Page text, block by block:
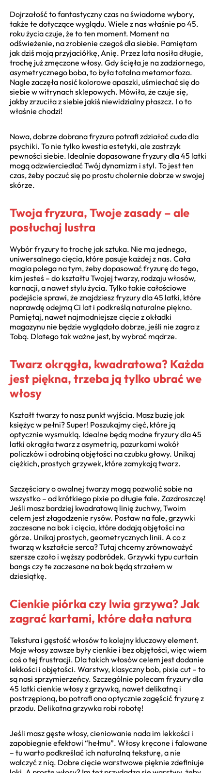
Dojrzałość to fantastyczny czas na świadome wybory,
także te dotyczące wyglądu. Wiele z nas właśnie po 45.
roku życia czuje, że to ten moment. Moment na
odświeżenie, na zrobienie czegoś dla siebie. Pamiętam
jak dziś moją przyjaciółkę, Anię. Przez lata nosiła długie,
trochę już zmęczone włosy. Gdy ścięła je na zadziornego,
asymetrycznego boba, to była totalna metamorfoza.
Nagle zaczęła nosić kolorowe apaszki, uśmiechać się do
siebie w witrynach sklepowych. Mówiła, że czuje się,
jakby zrzuciła z siebie jakiś niewidzialny płaszcz. I o to
właśnie chodzi!
Nowa, dobrze dobrana fryzura potrafi zdziałać cuda dla
psychiki. To nie tylko kwestia estetyki, ale zastrzyk
pewności siebie. Idealnie dopasowane fryzury dla 45 latki
mogą odzwierciedlać Twój dynamizm i styl. To jest ten
czas, żeby poczuć się po prostu cholernie dobrze w swojej
skórze.
Twoja fryzura, Twoje zasady – ale
posłuchaj lustra
Wybór fryzury to trochę jak sztuka. Nie ma jednego,
uniwersalnego cięcia, które pasuje każdej z nas. Cała
magia polega na tym, żeby dopasować fryzurę do tego,
kim jesteś – do kształtu Twojej twarzy, rodzaju włosów,
karnacji, a nawet stylu życia. Tylko takie całościowe
podejście sprawi, że znajdziesz fryzury dla 45 latki, które
naprawdę odejmą Ci lat i podkreślą naturalne piękno.
Pamiętaj, nawet najmodniejsze cięcie z okładki
magazynu nie będzie wyglądało dobrze, jeśli nie zagra z
Tobą. Dlatego tak ważne jest, by wybrać mądrze.
Twarz okrągła, kwadratowa? Każda
jest piękna, trzeba ją tylko ubrać we
włosy
Kształt twarzy to nasz punkt wyjścia. Masz buzię jak
księżyc w pełni? Super! Poszukajmy cięć, które ją
optycznie wysmuklą. Idealne będą modne fryzury dla 45
latki okrągła twarz z asymetrią, pazurkami wokół
policzków i odrobiną objętości na czubku głowy. Unikaj
ciężkich, prostych grzywek, które zamykają twarz.
Szczęściary o owalnej twarzy mogą pozwolić sobie na
wszystko – od krótkiego pixie po długie fale. Zazdroszczę!
Jeśli masz bardziej kwadratową linię żuchwy, Twoim
celem jest złagodzenie rysów. Postaw na fale, grzywki
zaczesane na bok i cięcia, które dodają objętości na
górze. Unikaj prostych, geometrycznych linii. A co z
twarzą w kształcie serca? Tutaj chcemy zrównoważyć
szersze czoło i węższy podbródek. Grzywki typu curtain
bangs czy te zaczesane na bok będą strzałem w
dziesiątkę.
Cienkie piórka czy lwia grzywa? Jak
zagrać kartami, które dała natura
Tekstura i gęstość włosów to kolejny kluczowy element.
Moje włosy zawsze były cienkie i bez objętości, więc wiem
coś o tej frustracji. Dla takich włosów celem jest dodanie
lekkości i objętości. Warstwy, klasyczny bob, pixie cut – to
są nasi sprzymierzeńcy. Szczególnie polecam fryzury dla
45 latki cienkie włosy z grzywką, nawet delikatną i
postrzępioną, bo potrafi ona optycznie zagęścić fryzurę z
przodu. Delikatna grzywka robi robotę!
Jeśli masz gęste włosy, cieniowanie nada im lekkości i
zapobiegnie efektowi “hełmu”. Włosy kręcone i falowane
– tu warto podkreślać ich naturalną teksturę, a nie
walczyć z nią. Dobre cięcie warstwowe pięknie zdefiniuje